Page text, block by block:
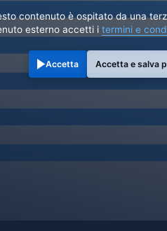
contenuto è ospitato da una
esterno accetti i termini e
Accetta Accetta e salva